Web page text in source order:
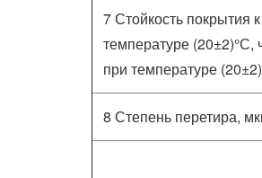
7 Стойкость покрытия
температуре (20±2)°С,
при температуре
8 Степень перетира,